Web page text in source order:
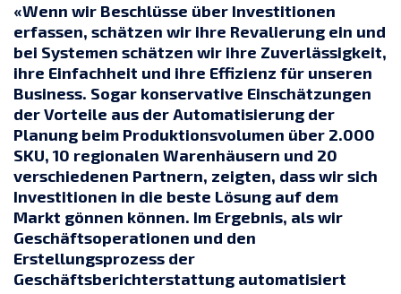
«Wenn wir Beschlüsse über Investitionen
erfassen, schätzen wir ihre Revalierung ein und
bei Systemen schätzen wir ihre Zuverlässigkeit,
ihre Einfachheit und ihre Effizienz für unseren
Business. Sogar konservative Einschätzungen
der Vorteile aus der Automatisierung der
Planung beim Produktionsvolumen über 2.000
SKU, 10 regionalen Warenhäusern und 20
verschiedenen Partnern, zeigten, dass wir sich
Investitionen in die beste Lösung auf dem
Markt gönnen können. Im Ergebnis, als wir
Geschäftsoperationen und den
Erstellungsprozess der
Geschäftsberichterstattung automatisiert